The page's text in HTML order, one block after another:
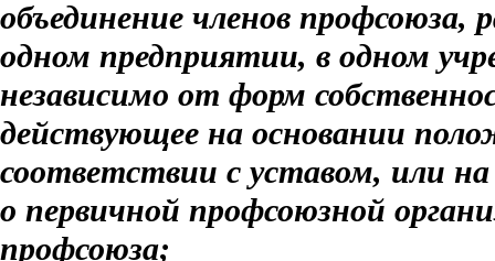
объединение членов
одном предприятии, в одном
независимо от форм
действующее на основании
соответствии с уставом, или
о первичной профсоюзной
профсоюза;